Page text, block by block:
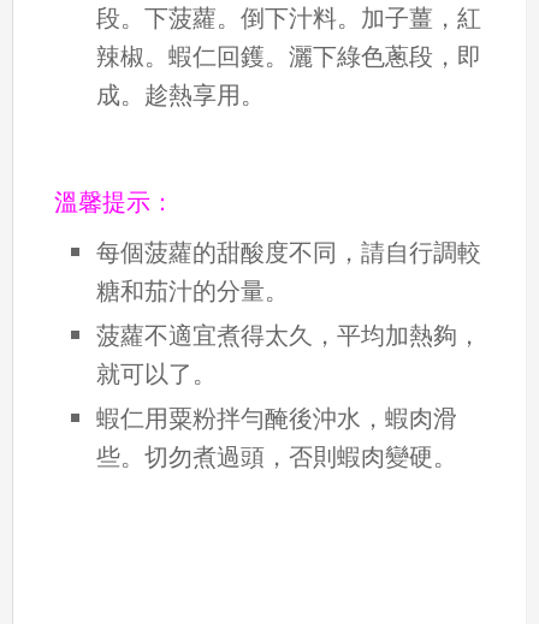
段。下菠蘿。倒下汁料。加子薑，紅
辣椒。蝦仁回鑊。灑下綠色蔥段，即
成。趁熱享用。
溫馨提示：
每個菠蘿的甜酸度不同，請自行調較
糖和茄汁的分量。
菠蘿不適宜煮得太久，平均加熱夠，
就可以了。
蝦仁用粟粉拌勻醃後沖水，蝦肉滑
些。切勿煮過頭，否則蝦肉變硬。